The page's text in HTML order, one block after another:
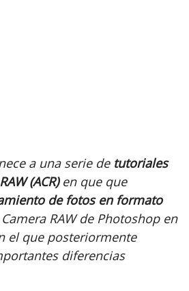
a una serie de tutoriales
(ACR)en que que
de fotos en formato
RAW de Photoshop en
el que posteriormente
diferencias